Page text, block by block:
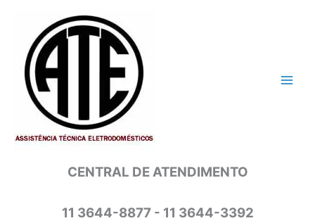
conteúdo
CENTRAL DE ATENDIMENTO
11 3644-8877 - 11 3644-3392